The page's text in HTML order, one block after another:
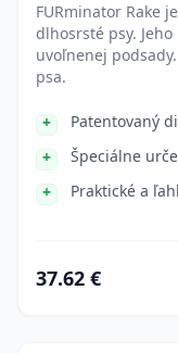
FURminator Rake
dlhosrsté psy.
uvoľnenej
psa.
Patentovaný
Špeciálne
Praktické a
37.62 €